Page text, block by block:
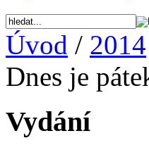
Úvod / 2014
Dnes je
Vydání